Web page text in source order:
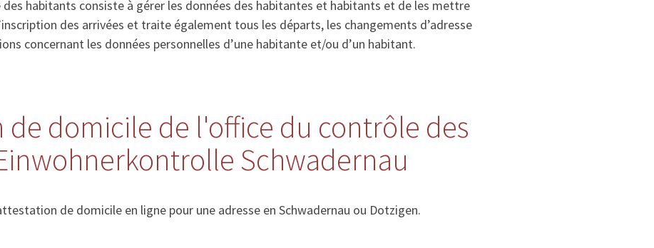
habitants consiste à gérer les données des habitantes et habitants et de les mettre
des arrivées et traite également tous les départs, les changements d’adresse
concernant les données personnelles d’une habitante et/ou d’un habitant.
de domicile de l'office du contrôle des
Schwadernau
de domicile en ligne pour une adresse en Schwadernau ou Dotzigen.